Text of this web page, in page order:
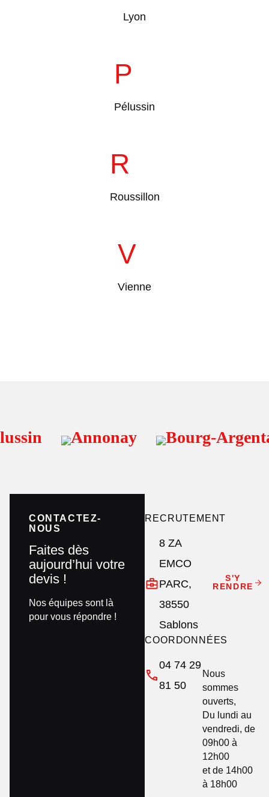
Lyon
P
Pélussin
R
Roussillon
V
Vienne
Annonay Bourg-Argental
CONTACTEZ-
NOUS
Faites dès
aujourd’hui votre
devis !
Nos équipes sont là
pour vous répondre !
RECRUTEMENT
8 ZA
EMCO
PARC,
38550
Sablons
S'Y
RENDRE
COORDONNÉES
04 74 29
81 50
Nous
sommes
ouverts,
Du lundi au
vendredi, de
09h00 à
12h00
et de 14h00
à 18h00